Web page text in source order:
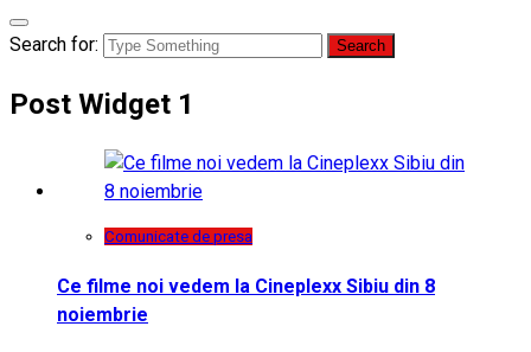
Search for:
Post Widget 1
Comunicate de presa
Ce filme noi vedem la Cineplexx Sibiu din 8
noiembrie